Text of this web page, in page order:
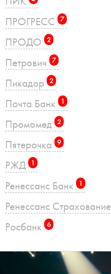
ПРОГРЕСС 7
ПРОДО 2
Петрович 7
Пикадор 2
Почта Банк 1
Промомед 2
Пятерочка 9
РЖД 1
Ренессанс Банк 1
Ренессанс Страхование
Росбанк 6